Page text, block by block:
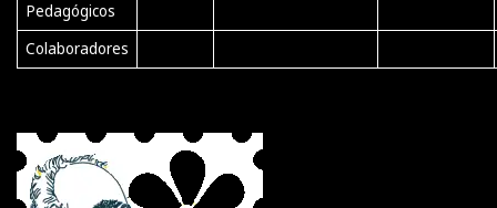
Pedagógicos
Colaboradores